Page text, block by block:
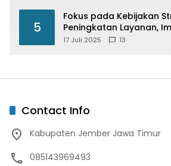
5
Fokus pada Kebijakan
Peningkatan Layanan,
Paspor Desain Merah
17 Juli 2025 13
Contact Info
Kabupaten Jember Jawa Timur
085143969493